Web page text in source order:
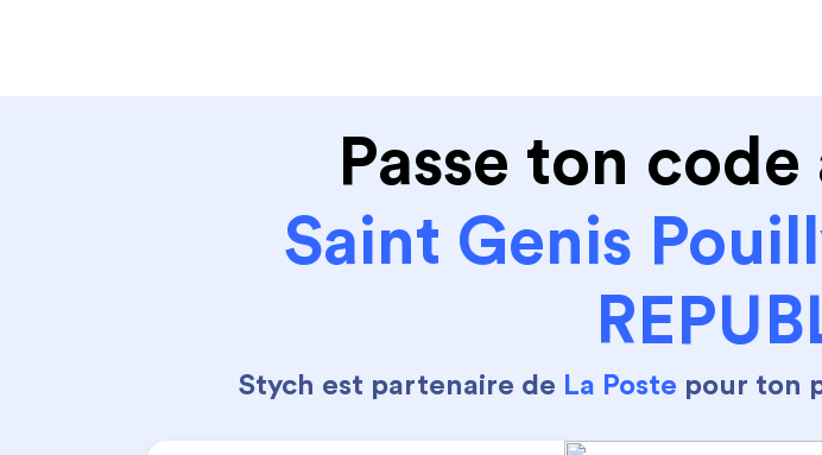
Passe ton
Saint Genis
Stych est partenaire de La Poste pour ton